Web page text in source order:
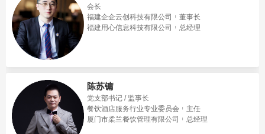
会长
福建企企云创科技有限公司
董事长
福建用心信息科技有限公司
总经理
陈苏镛
党支部书记 / 监事长
餐饮酒店服务行业专业委员会
主任
厦门市柔兰餐饮管理有限公司
总经理